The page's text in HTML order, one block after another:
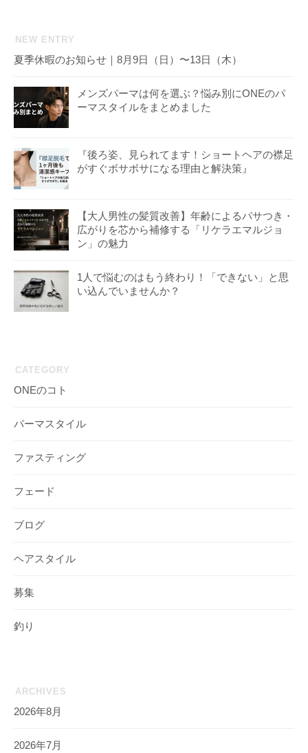
NEW ENTRY
夏季休暇のお知らせ｜8月9日（日）〜13日（木）
メンズパーマは何を選ぶ？悩み別にONEのパ
ーマスタイルをまとめました
『後ろ姿、見られてます！ショートヘアの襟足
がすぐボサボサになる理由と解決策』
【大人男性の髪質改善】年齢によるパサつき・
広がりを芯から補修する「リケラエマルジョ
ン」の魅力
1人で悩むのはもう終わり！「できない」と思
い込んでいませんか？
CATEGORY
ONEのコト
パーマスタイル
ファスティング
フェード
ブログ
ヘアスタイル
募集
釣り
ARCHIVES
2026年8月
2026年7月